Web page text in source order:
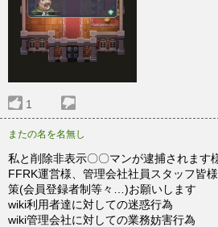
1
またの名を名無し
私と削除非表示〇〇マンが逮捕されます
FFRK運営様、管理会社社員スタッフ皆
策(会員登録者制等々…)お願いします
wiki利用者達に対しての迷惑行為
wiki管理会社に対しての業務妨害行為